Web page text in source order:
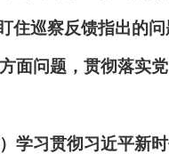
住巡察反馈指出的
面问题，贯彻落实
）学习贯彻习近平新